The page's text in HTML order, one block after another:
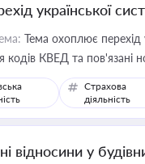
української
Тема охоплює перехід
кодів КВЕД та пов'язані
Страхова
діяльність
відносини у